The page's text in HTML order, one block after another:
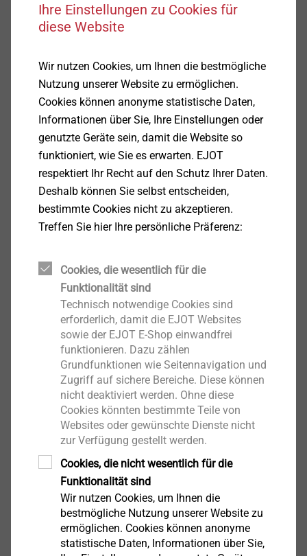
Ökologisch
Klimaneutralität
Meilensteine der Zielerreichung
Beispielprojekte
recarb
Mehr Information
Ihre Einstellungen zu Cookies für
diese Website
Wir nutzen Cookies, um Ihnen die bestmögliche
Nutzung unserer Website zu ermöglichen.
Cookies können anonyme statistische Daten,
Informationen über Sie, Ihre Einstellungen oder
genutzte Geräte sein, damit die Website so
funktioniert, wie Sie es erwarten. EJOT
respektiert Ihr Recht auf den Schutz Ihrer Daten.
Deshalb können Sie selbst entscheiden,
bestimmte Cookies nicht zu akzeptieren.
Treffen Sie hier Ihre persönliche Präferenz:
Cookies, die wesentlich für die
Funktionalität sind
Technisch notwendige Cookies sind
erforderlich, damit die EJOT Websites
sowie der EJOT E-Shop einwandfrei
funktionieren. Dazu zählen
Grundfunktionen wie Seitennavigation und
Zugriff auf sichere Bereiche. Diese können
nicht deaktiviert werden. Ohne diese
Cookies könnten bestimmte Teile von
Websites oder gewünschte Dienste nicht
zur Verfügung gestellt werden.
Cookies, die nicht wesentlich für die
Funktionalität sind
Wir nutzen Cookies, um Ihnen die
bestmögliche Nutzung unserer Website zu
ermöglichen. Cookies können anonyme
statistische Daten, Informationen über Sie,